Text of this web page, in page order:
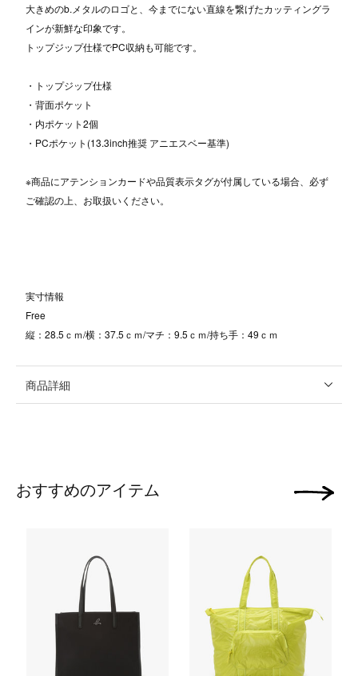
大きめのb.メタルのロゴと、今までにない直線を繋げたカッティングラ
インが新鮮な印象です。
トップジップ仕様でPC収納も可能です。
・トップジップ仕様
・背面ポケット
・内ポケット2個
・PCポケット(13.3inch推奨 アニエスベー基準)
※商品にアテンションカードや品質表示タグが付属している場合、必ず
ご確認の上、お取扱いください。
実寸情報
Free
縦：28.5ｃｍ/横：37.5ｃｍ/マチ：9.5ｃｍ/持ち手：49ｃｍ
商品詳細
おすすめのアイテム 次の画像